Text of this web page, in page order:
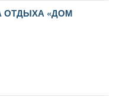
ОТДЫХА «ДОМ